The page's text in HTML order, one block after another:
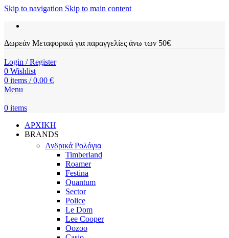
Skip to navigation Skip to main content
Δωρεάν Μεταφορικά για παραγγελίες άνω των 50€
Login / Register
0 Wishlist
0 items / 0,00 €
Menu
0 items
ΑΡΧΙΚΗ
BRANDS
Ανδρικά Ρολόγια
Timberland
Roamer
Festina
Quantum
Sector
Police
Le Dom
Lee Cooper
Oozoo